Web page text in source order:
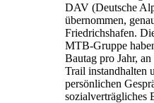
DAV (Deutsche
übernommen,
Friedrichshafen.
MTB-Gruppe
Bautag pro Jahr,
Trail instandhalten
persönlichen
sozialverträgliches